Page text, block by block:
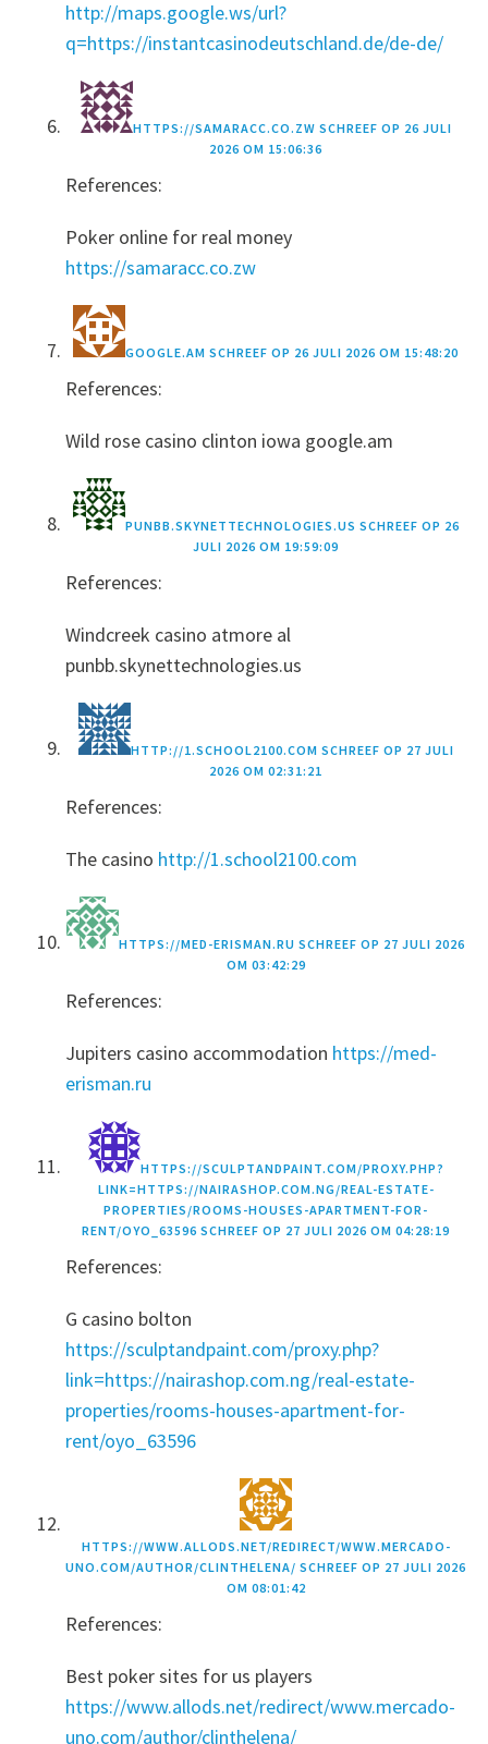
http://maps.google.ws/url?
q=https://instantcasinodeutschland.de/de-de/
HTTPS://SAMARACC.CO.ZW SCHREEF OP 26 JULI
2026 OM 15:06:36
References:
Poker online for real money
https://samaracc.co.zw
GOOGLE.AM SCHREEF OP 26 JULI 2026 OM 15:48:20
References:
Wild rose casino clinton iowa google.am
PUNBB.SKYNETTECHNOLOGIES.US SCHREEF OP 26
JULI 2026 OM 19:59:09
References:
Windcreek casino atmore al
punbb.skynettechnologies.us
HTTP://1.SCHOOL2100.COM SCHREEF OP 27 JULI
2026 OM 02:31:21
References:
The casino http://1.school2100.com
HTTPS://MED-ERISMAN.RU SCHREEF OP 27 JULI 2026
OM 03:42:29
References:
Jupiters casino accommodation https://med-
erisman.ru
HTTPS://SCULPTANDPAINT.COM/PROXY.PHP?
LINK=HTTPS://NAIRASHOP.COM.NG/REAL-ESTATE-
PROPERTIES/ROOMS-HOUSES-APARTMENT-FOR-
RENT/OYO_63596 SCHREEF OP 27 JULI 2026 OM 04:28:19
References:
G casino bolton
https://sculptandpaint.com/proxy.php?
link=https://nairashop.com.ng/real-estate-
properties/rooms-houses-apartment-for-
rent/oyo_63596
HTTPS://WWW.ALLODS.NET/REDIRECT/WWW.MERCADO-
UNO.COM/AUTHOR/CLINTHELENA/ SCHREEF OP 27 JULI 2026
OM 08:01:42
References:
Best poker sites for us players
https://www.allods.net/redirect/www.mercado-
uno.com/author/clinthelena/